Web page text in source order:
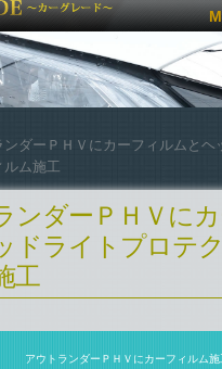
ンダーＰＨＶにカーフィルムとヘ
ルム施工
ンダーＰＨＶに
ドライトプロテ
工
アウトランダーＰＨＶにカーフィルム施